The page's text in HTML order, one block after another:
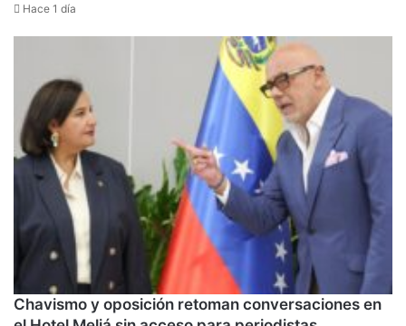
Hace 1 día
Chavismo y oposición retoman conversaciones en